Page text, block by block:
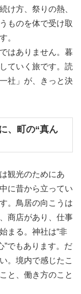
け方、祭りの熱、
ものを体で受け取
。
はありません。暮
ていく旅です。読
社」が、きっと決
、町の“真ん
観光のためにあ
に昔から立ってい
。鳥居の向こうは
商店があり、仕事
まる。神社は“非
”でもあります。だ
。境内で感じたこ
と、働き方のこと